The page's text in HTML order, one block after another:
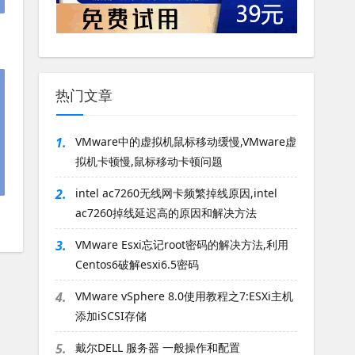
热门文章
1.
VMware中的虚拟机鼠标移动缓慢,VMware虚
拟机卡顿慢,鼠标移动卡顿问题
2.
intel ac7260无线网卡频繁掉线原因,intel
ac7260掉线延迟高的原因和解决方法
3.
VMware Esxi忘记root密码的解决方法,利用
Centos6破解esxi6.5密码
4.
VMware vSphere 8.0使用教程之7:ESXi主机
添加iSCSI存储
5. 戴尔DELL 服务器 一般操作和配置